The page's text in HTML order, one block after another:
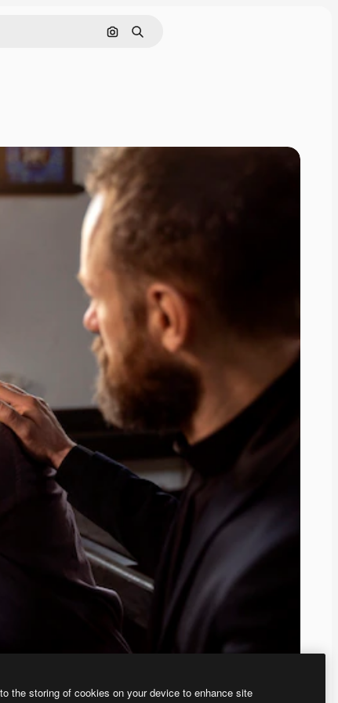
Поиск по изображению
Поиск
the storing of cookies on your device to enhance site